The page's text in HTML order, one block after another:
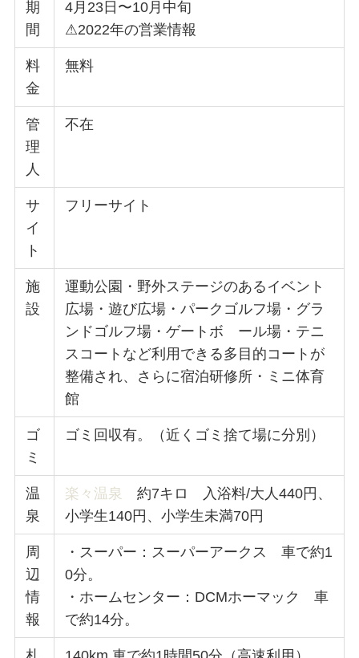
期
間
4月23日〜10月中旬
⚠︎2022年の営業情報
料
金
無料
管
理
人
不在
サ
イ
ト
フリーサイト
施
設
運動公園・野外ステージのあるイベント
広場・遊び広場・パークゴルフ場・グラ
ンドゴルフ場・ゲートボ ール場・テニ
スコートなど利用できる多目的コートが
整備され、さらに宿泊研修所・ミニ体育
館
ゴ
ミ
ゴミ回収有。（近くゴミ捨て場に分別）
温
泉
楽々温泉
約7キロ 入浴料/大人440円、
小学生140円、小学生未満70円
周
辺
情
報
・スーパー：スーパーアークス 車で約1
0分。
・ホームセンター：DCMホーマック 車
で約14分。